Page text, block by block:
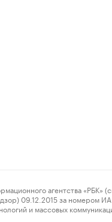
агентства «РБК»
09.12.2015 за номером
и массовых